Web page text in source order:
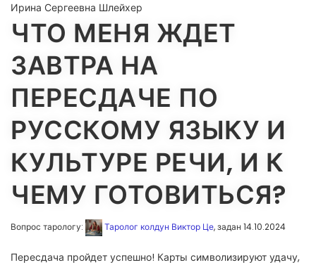
Ирина Сергеевна Шлейхер
ЧТО МЕНЯ ЖДЕТ
ЗАВТРА НА
ПЕРЕСДАЧЕ ПО
РУССКОМУ ЯЗЫКУ И
КУЛЬТУРЕ РЕЧИ, И К
ЧЕМУ ГОТОВИТЬСЯ?
Вопрос тарологу: Таролог колдун Виктор Це, задан 14.10.2024
Пересдача пройдет успешно! Карты символизируют удачу,